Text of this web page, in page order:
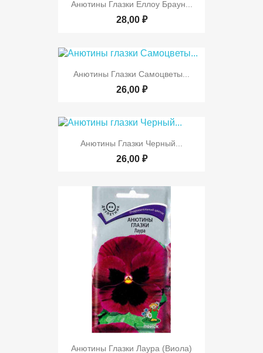
Анютины Глазки Еллоу Браун...
28,00 ₽
Анютины Глазки Самоцветы...
26,00 ₽
Анютины Глазки Черный...
26,00 ₽
Анютины Глазки Лаура (виола)